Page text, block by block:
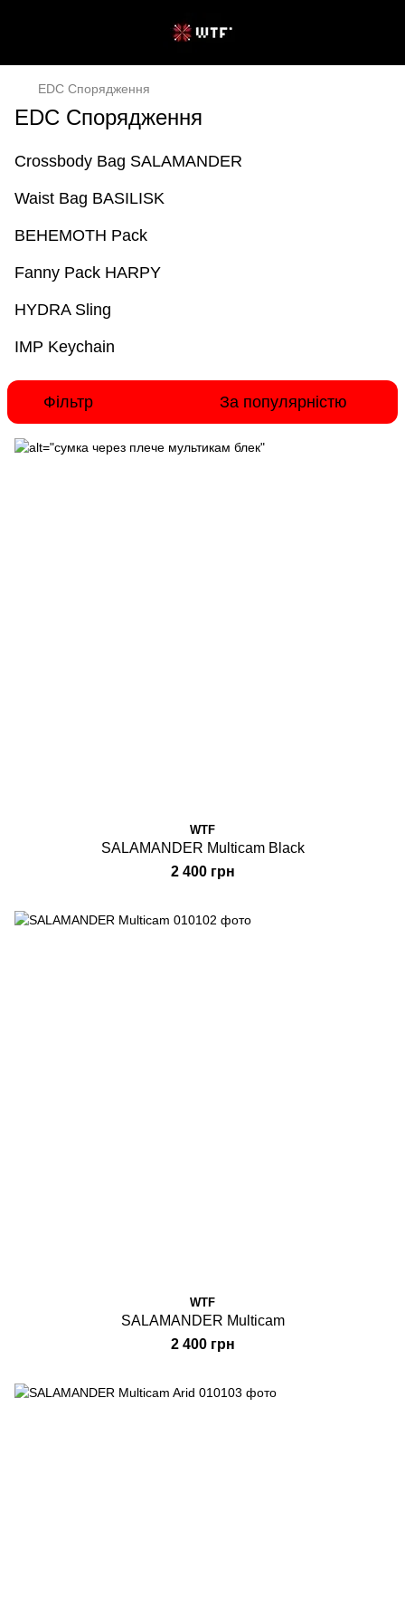
EDC Спорядження
EDC Спорядження
Crossbody Bag SALAMANDER
Waist Bag BASILISK
BEHEMOTH Pack
Fanny Pack HARPY
HYDRA Sling
IMP Keychain
Фільтр За популярністю
WTF
SALAMANDER Multicam Black
2 400 грн
WTF
SALAMANDER Multicam
2 400 грн